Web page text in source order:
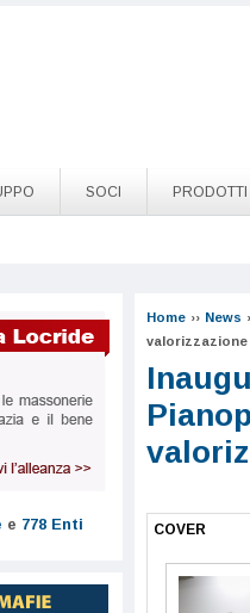
SOCI PRODOTTI
Home ›› News
valorizzazione
COVER
e 778 Enti